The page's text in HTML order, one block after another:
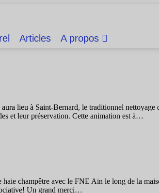
Articles A propos
lieu à Saint-Bernard, le traditionnel
et leur préservation. Cette animation est à…
champêtre avec le FNE Ain le long de la
Un grand merci…